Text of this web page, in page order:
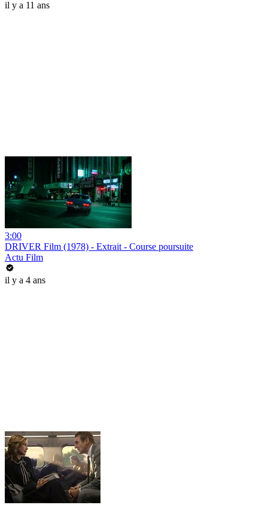
il y a 11 ans
3:00
DRIVER Film (1978) - Extrait - Course poursuite
Actu Film
il y a 4 ans